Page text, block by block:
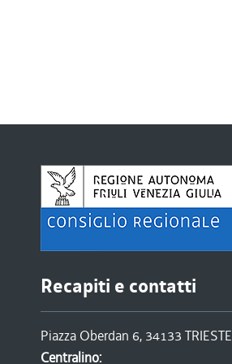
Recapiti e contatti
Piazza Oberdan 6, 34133 TRIESTE
Centralino: